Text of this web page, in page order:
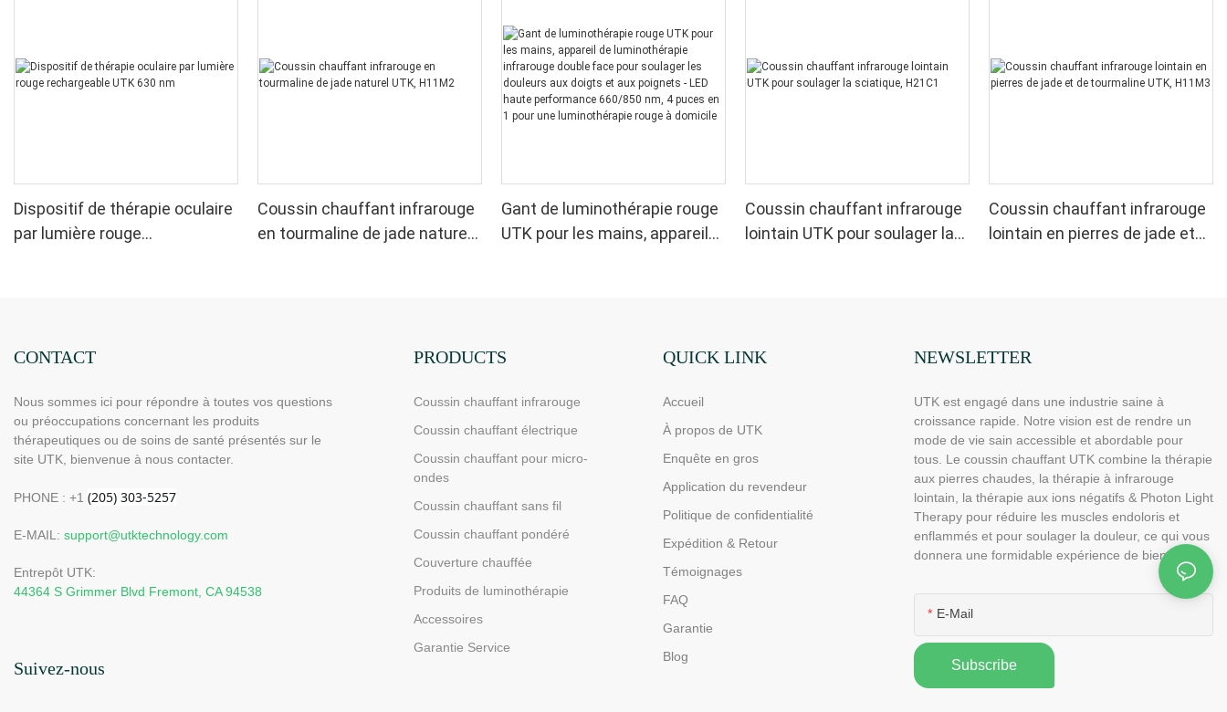
Dispositif de thérapie oculaire
par lumière rouge
Coussin chauffant infrarouge
en tourmaline de jade naturel
Gant de luminothérapie rouge
UTK pour les mains, appareil
performance 660/850 nm, 4
luminothérapie rouge à
domicile
Coussin chauffant infrarouge
lointain UTK pour soulager la
Coussin chauffant infrarouge
lointain en pierres de jade et
CONTACT
Nous sommes ici pour répondre à toutes vos questions
ou préoccupations concernant les produits
thérapeutiques ou de soins de santé présentés sur le
site UTK, bienvenue à nous contacter.
PHONE : +1
E-MAIL: support@utktechnology.com
Entrepôt UTK:
44364 S Grimmer Blvd Fremont, CA 94538
Suivez-nous
PRODUCTS
Coussin chauffant infrarouge
Coussin chauffant électrique
Coussin chauffant pour micro-
ondes
Coussin chauffant sans fil
Coussin chauffant pondéré
Couverture chauffée
Produits de luminothérapie
Accessoires
Garantie Service
QUICK LINK
Accueil
À propos de UTK
Enquête en gros
Application du revendeur
Politique de confidentialité
Expédition & Retour
Témoignages
FAQ
Garantie
Blog
NEWSLETTER
UTK est engagé dans une industrie saine à
croissance rapide. Notre vision est de rendre un
mode de vie sain accessible et abordable pour
tous. Le coussin chauffant UTK combine la thérapie
aux pierres chaudes, la thérapie à infrarouge
lointain, la thérapie aux ions négatifs & Photon Light
Therapy pour réduire les muscles endoloris et
enflammés et pour soulager la douleur, ce qui vous
donnera une formidable expérience de bien-être.
E-Mail
Subscribe